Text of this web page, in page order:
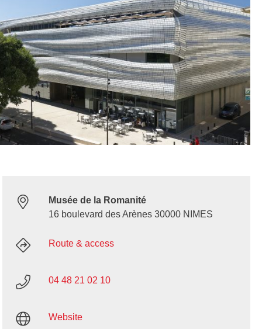
Musée de la Romanité
16 boulevard des Arènes 30000 NIMES
Route & access
04 48 21 02 10
Website